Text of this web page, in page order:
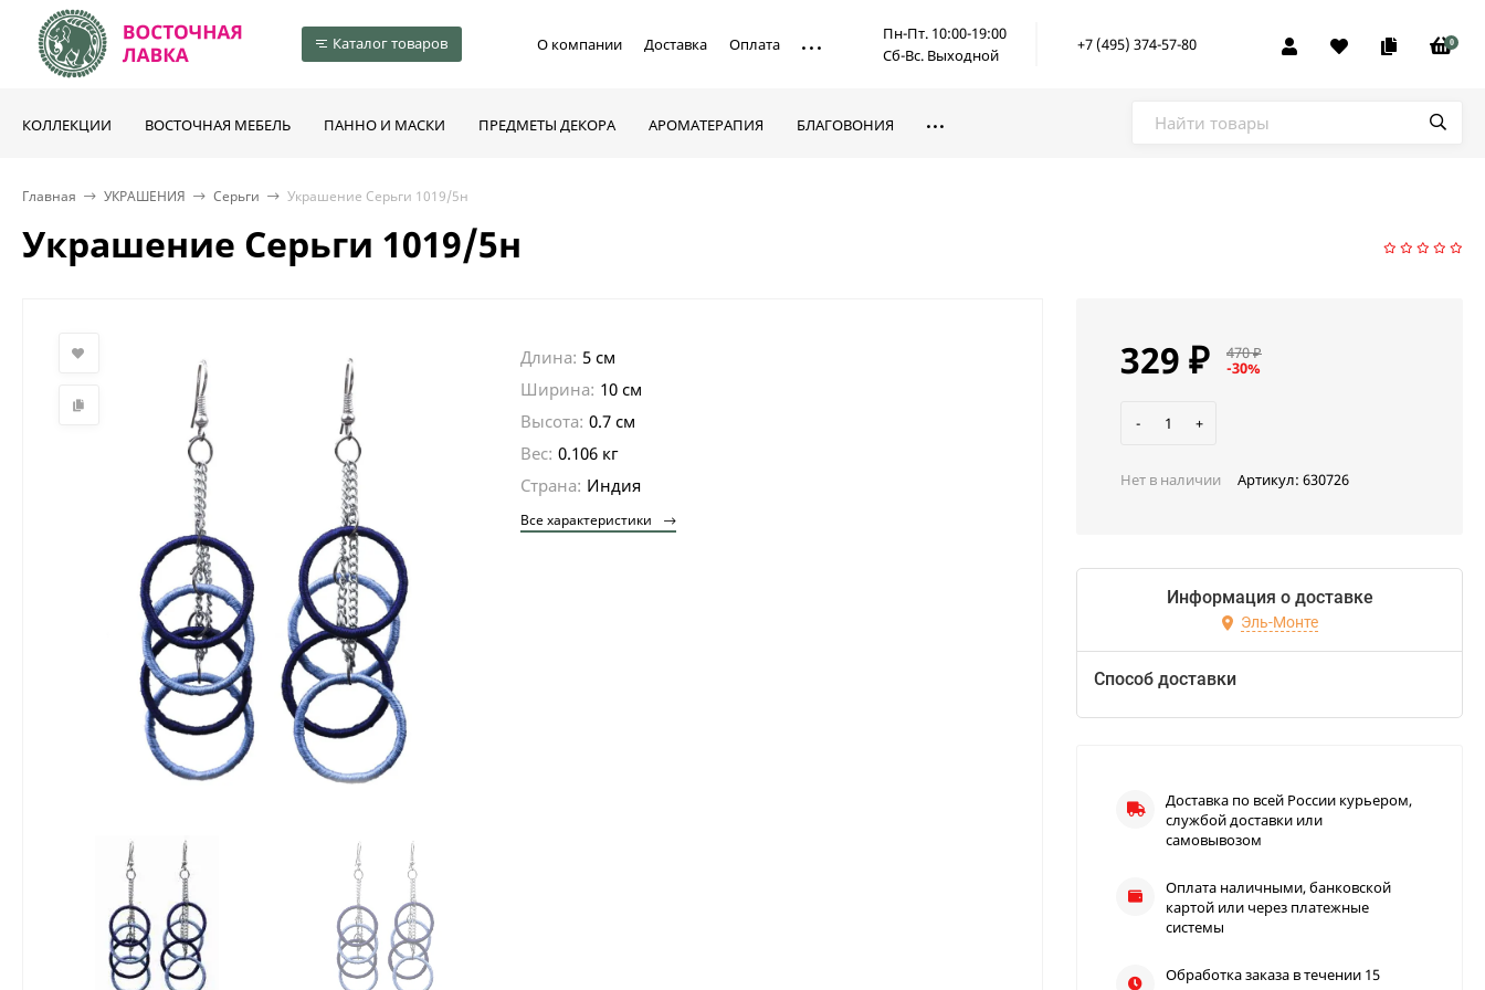
Каталог товаров О компании Доставка Оплата
Пн-Пт. 10:00-19:00
Сб-Вс. Выходной
+7 (495) 374-57-80 0
КОЛЛЕКЦИИ ВОСТОЧНАЯ МЕБЕЛЬ ПАННО И МАСКИ ПРЕДМЕТЫ ДЕКОРА АРОМАТЕРАПИЯ БЛАГОВОНИЯ
Главная УКРАШЕНИЯ Серьги Украшение Серьги 1019/5н
Украшение Серьги 1019/5н
Длина: 5 см
Ширина: 10 см
Высота: 0.7 см
Вес: 0.106 кг
Страна: Индия
Все характеристики
329 ₽ 470₽
-30%
- +
Нет в наличии Артикул: 630726
Информация о доставке
Эль-Монте
Способ доставки
Доставка по всей России курьером,
службой доставки или
самовывозом
Оплата наличными, банковской
картой или через платежные
системы
Обработка заказа в течении 15